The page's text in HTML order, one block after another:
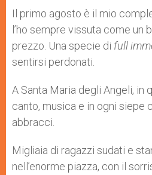
Il primo agosto è il mio
l’ho sempre vissuta come un
prezzo. Una specie di full
sentirsi perdonati.
A Santa Maria degli Angeli, in
canto, musica e in ogni siepe
abbracci.
Migliaia di ragazzi sudati e
nell’enorme piazza, con il